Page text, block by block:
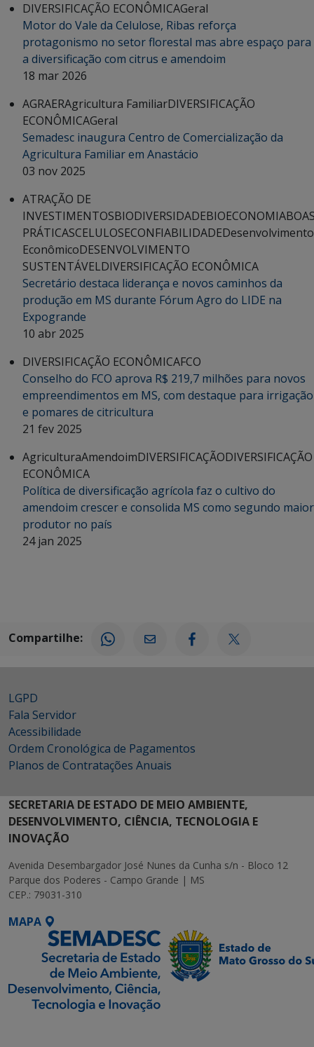
DIVERSIFICAÇÃO ECONÔMICAGeral
Motor do Vale da Celulose, Ribas reforça
protagonismo no setor florestal mas abre espaço para
a diversificação com citrus e amendoim
18 mar 2026
AGRAERAgricultura FamiliarDIVERSIFICAÇÃO
ECONÔMICAGeral
Semadesc inaugura Centro de Comercialização da
Agricultura Familiar em Anastácio
03 nov 2025
ATRAÇÃO DE
INVESTIMENTOSBIODIVERSIDADEBIOECONOMIA
PRÁTICASCELULOSECONFIABILIDADEDesenvolvimento
EconômicoDESENVOLVIMENTO
SUSTENTÁVELDIVERSIFICAÇÃO ECONÔMICA
Secretário destaca liderança e novos caminhos da
produção em MS durante Fórum Agro do LIDE na
Expogrande
10 abr 2025
DIVERSIFICAÇÃO ECONÔMICAFCO
Conselho do FCO aprova R$ 219,7 milhões para novos
empreendimentos em MS, com destaque para irrigação
e pomares de citricultura
21 fev 2025
AgriculturaAmendoimDIVERSIFICAÇÃODIVERSIFICAÇÃO
ECONÔMICA
Política de diversificação agrícola faz o cultivo do
amendoim crescer e consolida MS como segundo maior
produtor no país
24 jan 2025
Compartilhe:
LGPD
Fala Servidor
Acessibilidade
Ordem Cronológica de Pagamentos
Planos de Contratações Anuais
SECRETARIA DE ESTADO DE MEIO AMBIENTE,
DESENVOLVIMENTO, CIÊNCIA, TECNOLOGIA E
INOVAÇÃO
Avenida Desembargador José Nunes da Cunha s/n - Bloco 12
Parque dos Poderes - Campo Grande | MS
CEP.: 79031-310
MAPA